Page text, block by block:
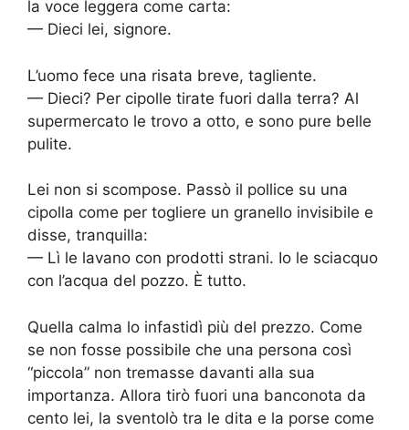
la voce leggera come carta:
— Dieci lei, signore.
L’uomo fece una risata breve, tagliente.
— Dieci? Per cipolle tirate fuori dalla terra? Al
supermercato le trovo a otto, e sono pure belle
pulite.
Lei non si scompose. Passò il pollice su una
cipolla come per togliere un granello invisibile e
disse, tranquilla:
— Lì le lavano con prodotti strani. Io le sciacquo
con l’acqua del pozzo. È tutto.
Quella calma lo infastidì più del prezzo. Come
se non fosse possibile che una persona così
“piccola” non tremasse davanti alla sua
importanza. Allora tirò fuori una banconota da
cento lei, la sventolò tra le dita e la porse come